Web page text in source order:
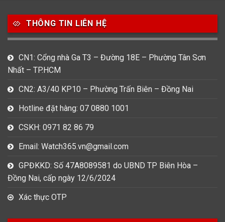
Nam Nữ
Nước sản xuất
Anh Quốc Áo Đức
49 474
Thổ Nhĩ Kỳ Thụy Sỹ
27
Ý
THÔNG TIN LIÊN HỆ
CN1: Cổng nhà Ga T3 – Đường 18E – Phường Tân Sơn
Nhất – TP.HCM
CN2: A3/40 KP10 – Phường Trấn Biên – Đồng Nai
Hotline đặt hàng: 07 0880 1001
CSKH: 0971 82 86 79
Email: Watch365.vn@gmail.com
GPĐKKD: Số 47A8089581 do UBND TP Biên Hòa –
Đồng Nai, cấp ngày 12/6/2024
Xác thực OTP